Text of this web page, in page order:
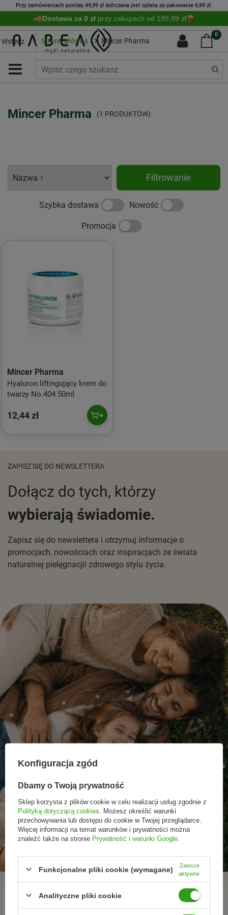
Przy zamówieniach poniżej 49,99 zł doliczana jest opłata za pakowanie 6,99 zł.
Dostawa za 0 zł przy zakupach od 199,99 zł
0
Wstecz Strona główna Mincer Pharma
Mincer Pharma (1 PRODUKTÓW)
Filtrowanie
Szybka dostawa Nowość
Promocja
Mincer Pharma
Hyaluron liftingujący krem do
twarzy No.404 50ml
12,44 zł
ZAPISZ SIĘ DO NEWSLETTERA
Dołącz do tych, którzy
wybierają świadomie.
Zapisz się do newslettera i otrzymuj informacje o
promocjach, nowościach oraz inspiracjach ze świata
naturalnej pielęgnacjii zdrowego stylu życia.
Promocje tylko dla
subskrybentów
Nowości przed
premierą
Rezygnacja w każdej
chwili
REGULAMINY
Konfiguracja zgód
Dbamy o Twoją prywatność
Sklep korzysta z plików cookie w celu realizacji usług zgodnie z
Polityką dotyczącą cookies . Możesz określić warunki
przechowywania lub dostępu do cookie w Twojej przeglądarce.
Więcej informacji na temat warunków i prywatności można
znaleźć także na stronie Prywatność i warunki Google
Funkcjonalne pliki cookie (wymagane)
Zawsze
aktywne
Analityczne pliki cookie